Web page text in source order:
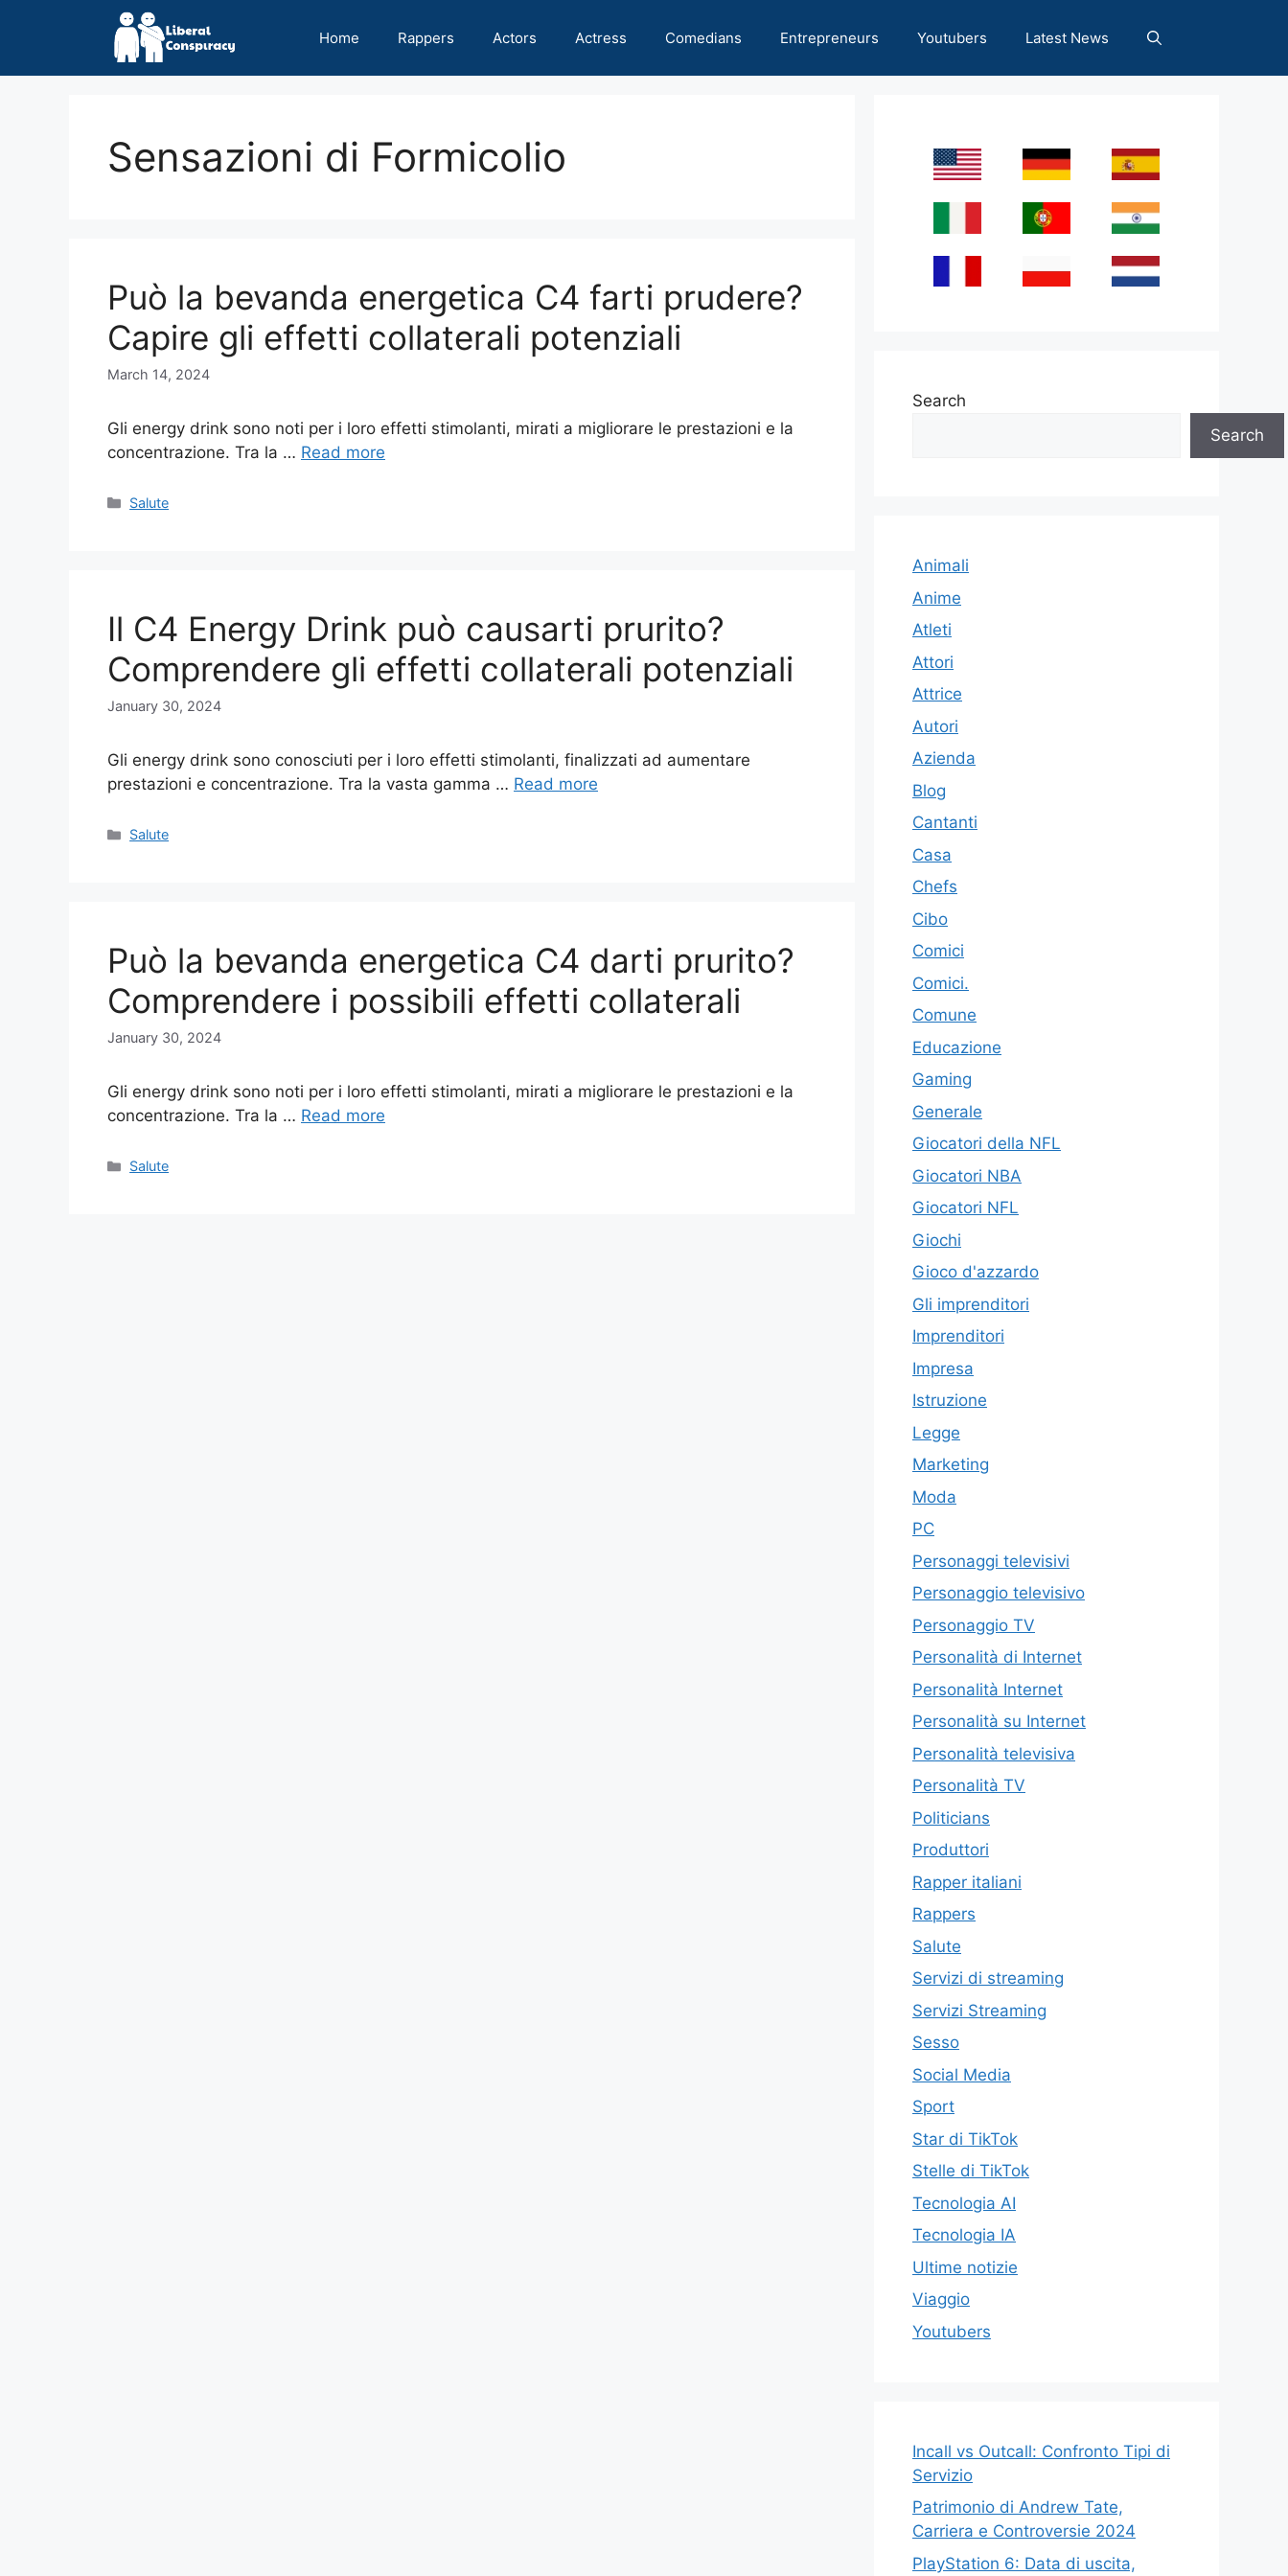
Home Rappers Actors Actress Comedians Entrepreneurs Youtubers Latest News
Sensazioni di Formicolio
Può la bevanda energetica C4 farti prudere?
Capire gli effetti collaterali potenziali
March 14, 2024
Gli energy drink sono noti per i loro effetti stimolanti, mirati a migliorare le prestazioni e la
concentrazione. Tra la … Read more
Categories
Salute
Il C4 Energy Drink può causarti prurito?
Comprendere gli effetti collaterali potenziali
January 30, 2024
Gli energy drink sono conosciuti per i loro effetti stimolanti, finalizzati ad aumentare
prestazioni e concentrazione. Tra la vasta gamma … Read more
Categories
Salute
Può la bevanda energetica C4 darti prurito?
Comprendere i possibili effetti collaterali
January 30, 2024
Gli energy drink sono noti per i loro effetti stimolanti, mirati a migliorare le prestazioni e la
concentrazione. Tra la … Read more
Categories
Salute
Search
Search
Animali
Anime
Atleti
Attori
Attrice
Autori
Azienda
Blog
Cantanti
Casa
Chefs
Cibo
Comici
Comici.
Comune
Educazione
Gaming
Generale
Giocatori della NFL
Giocatori NBA
Giocatori NFL
Giochi
Gioco d'azzardo
Gli imprenditori
Imprenditori
Impresa
Istruzione
Legge
Marketing
Moda
PC
Personaggi televisivi
Personaggio televisivo
Personaggio TV
Personalità di Internet
Personalità Internet
Personalità su Internet
Personalità televisiva
Personalità TV
Politicians
Produttori
Rapper italiani
Rappers
Salute
Servizi di streaming
Servizi Streaming
Sesso
Social Media
Sport
Star di TikTok
Stelle di TikTok
Tecnologia AI
Tecnologia IA
Ultime notizie
Viaggio
Youtubers
Incall vs Outcall: Confronto Tipi di
Servizio
Patrimonio di Andrew Tate,
Carriera e Controversie 2024
PlayStation 6: Data di uscita,